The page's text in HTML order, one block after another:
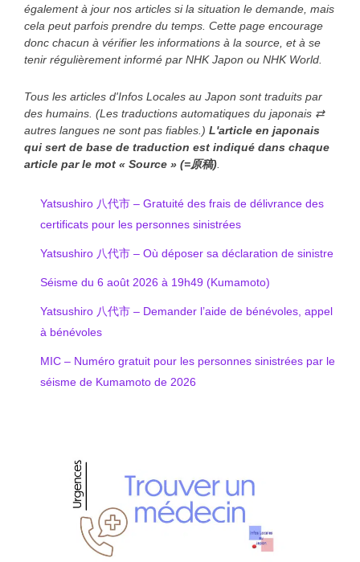
également à jour nos articles si la situation le demande, mais
cela peut parfois prendre du temps. Cette page encourage
donc chacun à vérifier les informations à la source, et à se
tenir régulièrement informé par NHK Japon ou NHK World.
Tous les articles d'Infos Locales au Japon sont traduits par
des humains. (Les traductions automatiques du japonais ⇄
autres langues ne sont pas fiables.) L'article en japonais
qui sert de base de traduction est indiqué dans chaque
article par le mot « Source » (=原稿)
Yatsushiro 八代市 – Gratuité des frais de délivrance des
certificats pour les personnes sinistrées
Yatsushiro 八代市 – Où déposer sa déclaration de sinistre
Séisme du 6 août 2026 à 19h49 (Kumamoto)
Yatsushiro 八代市 – Demander l’aide de bénévoles, appel
à bénévoles
MIC – Numéro gratuit pour les personnes sinistrées par le
séisme de Kumamoto de 2026